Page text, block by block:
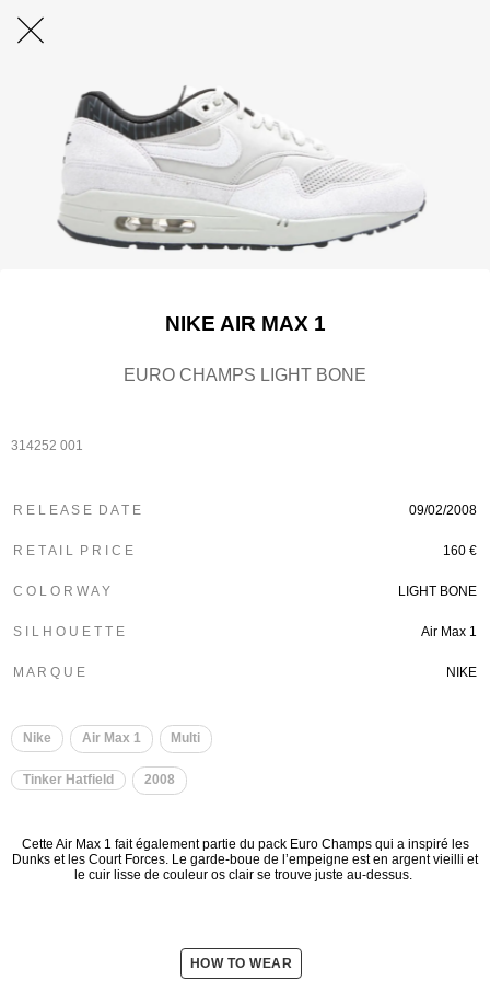
NIKE AIR MAX 1
EURO CHAMPS LIGHT BONE
314252 001
R E L E A S E D A T E 09/02/2008
R E T A I L P R I C E 160 €
C O L O R W A Y LIGHT BONE
S I L H O U E T T E Air Max 1
M A R Q U E NIKE
Nike Air Max 1 Multi
Tinker Hatfield 2008
Cette Air Max 1 fait également partie du pack Euro Champs qui a inspiré les
Dunks et les Court Forces. Le garde-boue de l’empeigne est en argent vieilli et
le cuir lisse de couleur os clair se trouve juste au-dessus.
HOW TO WEAR